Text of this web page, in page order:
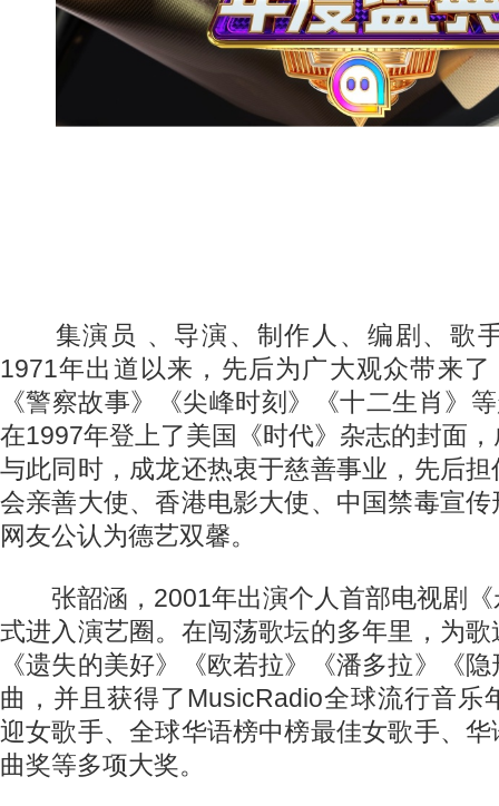
集演员 、导演、制作人、编剧、歌
1971年出道以来，先后为广大观众带来
《警察故事》《尖峰时刻》《十二生肖》
在1997年登上了美国《时代》杂志的封面
与此同时，成龙还热衷于慈善事业，先后
会亲善大使、香港电影大使、中国禁毒宣
网友公认为德艺双馨。
张韶涵，2001年出演个人首部电视剧《
式进入演艺圈。在闯荡歌坛的多年里，为
《遗失的美好》《欧若拉》《潘多拉》《
曲，并且获得了MusicRadio全球流行音乐
迎女歌手、全球华语榜中榜最佳女歌手、
曲奖等多项大奖。